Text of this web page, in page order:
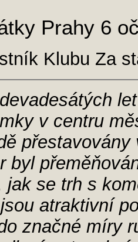
Prahy 6
Klubu Za
v centru
byl
jak se trh s
atraktivní
značné míry